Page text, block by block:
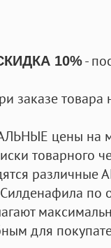
10%-
заказе
цены на
товарного
по
для